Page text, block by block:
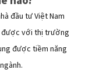
đầu tư Việt Nam
được với thị trường
được tiềm năng